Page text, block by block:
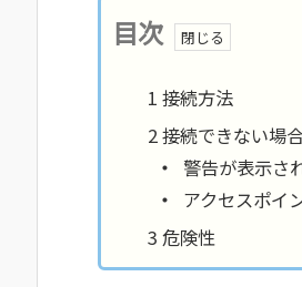
目次
接続方法
接続できない場
警告が表示さ
アクセスポイ
危険性